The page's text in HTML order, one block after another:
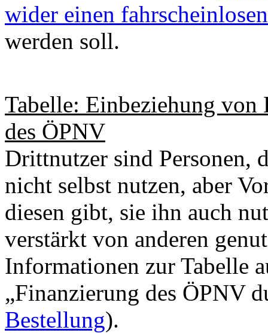
wider einen
werden soll.
Tabelle: Einbeziehung
des ÖPNV
Drittnutzer sind Personen,
nicht selbst nutzen, aber
diesen gibt, sie ihn auch
verstärkt von anderen
Informationen zur Tabelle
„Finanzierung des ÖPNV
Bestellung).